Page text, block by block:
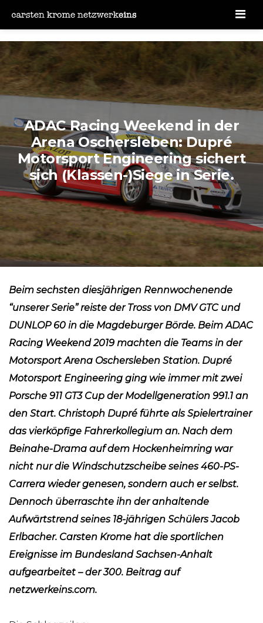
ADAC Racing Weekend in der
Arena Oschersleben: Dupré
Motorsport Engineering sichert
sich (Klassen-)Siege in Serie.
Beim sechsten diesjährigen Rennwochenende
“unserer Serie” reiste der Tross von DMV GTC und
DUNLOP 60 in die Magdeburger Börde. Beim ADAC
Racing Weekend 2019 machten die Teams in der
Motorsport Arena Oschersleben Station. Dupré
Motorsport Engineering ging wie immer mit zwei
Porsche 911 GT3 Cup der Modellgeneration 991.1 an
den Start. Christoph Dupré führte als Spielertrainer
das vierköpfige Fahrerkollegium an. Nach dem
Beinahe-Drama auf dem Hockenheimring war
nicht nur die Windschutzscheibe seines 460-PS-
Carrera wieder genesen, sondern auch er selbst.
Dennoch überraschte ihn der anhaltende
Aufwärtstrend seines 18-jährigen Schülers Jacob
Erlbacher. Carsten Krome hat die sportlichen
Ereignisse im Bundesland Sachsen-Anhalt
aufgearbeitet – der 300. Beitrag auf
netzwerkeins.com.